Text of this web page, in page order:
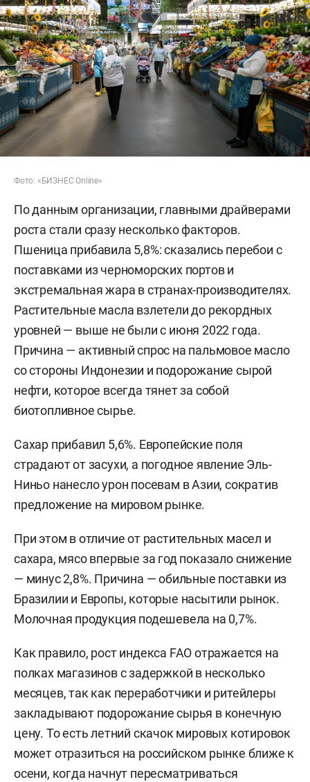
Фото: «БИЗНЕС Online»
По данным организации, главными драйверами
роста стали сразу несколько факторов.
Пшеница прибавила 5,8%: сказались перебои с
поставками из черноморских портов и
экстремальная жара в странах-производителях.
Растительные масла взлетели до рекордных
уровней — выше не были с июня 2022 года.
Причина — активный спрос на пальмовое масло
со стороны Индонезии и подорожание сырой
нефти, которое всегда тянет за собой
биотопливное сырье.
Сахар прибавил 5,6%. Европейские поля
страдают от засухи, а погодное явление Эль-
Ниньо нанесло урон посевам в Азии, сократив
предложение на мировом рынке.
При этом в отличие от растительных масел и
сахара, мясо впервые за год показало снижение
— минус 2,8%. Причина — обильные поставки из
Бразилии и Европы, которые насытили рынок.
Молочная продукция подешевела на 0,7%.
Как правило, рост индекса FAO отражается на
полках магазинов с задержкой в несколько
месяцев, так как переработчики и ритейлеры
закладывают подорожание сырья в конечную
цену. То есть летний скачок мировых котировок
может отразиться на российском рынке ближе к
осени, когда начнут пересматриваться